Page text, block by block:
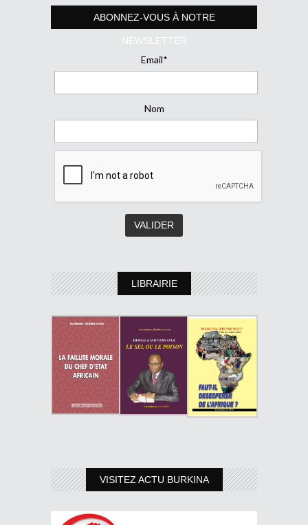
ABONNEZ-VOUS À NOTRE
NEWSLETTER
Email*
Nom
LIBRAIRIE
VISITEZ ACTU BURKINA